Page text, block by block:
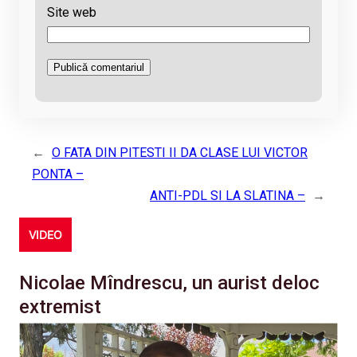
Site web
←
O FATA DIN PITESTI II DA CLASE LUI VICTOR
PONTA –
ANTI-PDL SI LA SLATINA –
→
VIDEO
Nicolae Mîndrescu, un aurist deloc
extremist